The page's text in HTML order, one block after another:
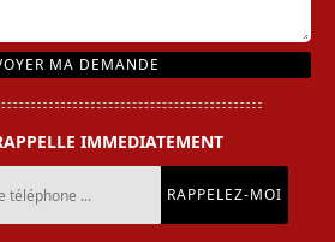
IMMEDIATEMENT